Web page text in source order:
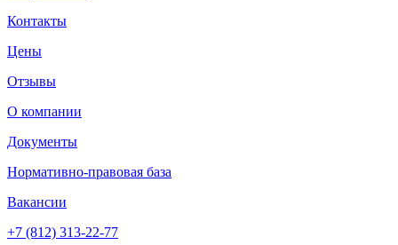
Контакты
Цены
Отзывы
О компании
Документы
Нормативно-правовая база
Вакансии
+7 (812) 313-22-77